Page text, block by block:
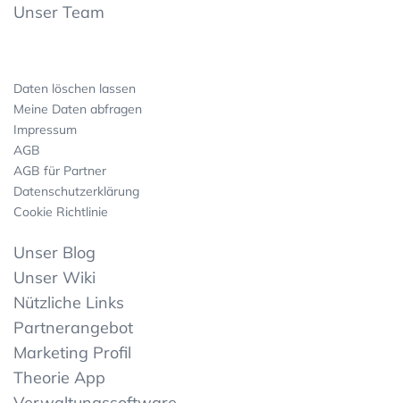
Unser Team
Daten löschen lassen
Meine Daten abfragen
Impressum
AGB
AGB für Partner
Datenschutzerklärung
Cookie Richtlinie
Unser Blog
Unser Wiki
Nützliche Links
Partnerangebot
Marketing Profil
Theorie App